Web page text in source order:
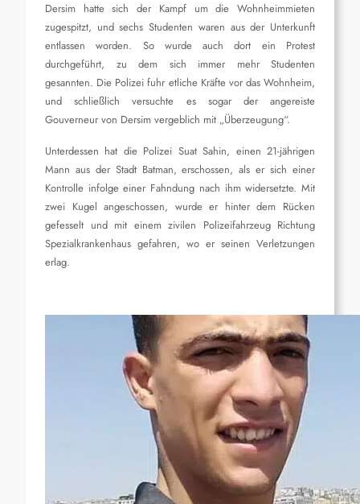
Dersim hatte sich der Kampf um die Wohnheimmieten
zugespitzt, und sechs Studenten waren aus der Unterkunft
entlassen worden. So wurde auch dort ein Protest
durchgeführt, zu dem sich immer mehr Studenten
gesannten. Die Polizei fuhr etliche Kräfte vor das Wohnheim,
und schließlich versuchte es sogar der angereiste
Gouverneur von Dersim vergeblich mit „Überzeugung“.
Unterdessen hat die Polizei Suat Sahin, einen 21-jährigen
Mann aus der Stadt Batman, erschossen, als er sich einer
Kontrolle infolge einer Fahndung nach ihm widersetzte. Mit
zwei Kugel angeschossen, wurde er hinter dem Rücken
gefesselt und mit einem zivilen Polizeifahrzeug Richtung
Spezialkrankenhaus gefahren, wo er seinen Verletzungen
erlag.